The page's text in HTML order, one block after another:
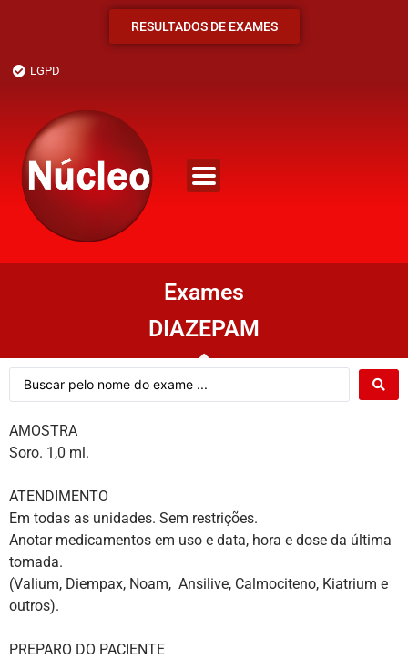
RESULTADOS DE EXAMES
LGPD
Exames
DIAZEPAM
AMOSTRA
Soro. 1,0 ml.
ATENDIMENTO
Em todas as unidades. Sem restrições.
Anotar medicamentos em uso e data, hora e dose da última
tomada.
(Valium, Diempax, Noam, Ansilive, Calmociteno, Kiatrium e
outros).
PREPARO DO PACIENTE